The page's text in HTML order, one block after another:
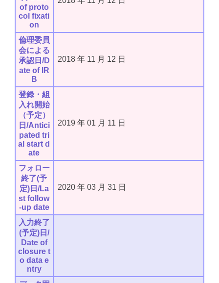
of proto
col fixati
on
倫理委員
会による
承認日/D
ate of IR
B
2018 年 11 月 12 日
登録・組
入れ開始
（予定）
日/Antici
pated tri
al start d
ate
2019 年 01 月 11 日
フォロー
終了(予
定)日/La
st follow
-up date
2020 年 03 月 31 日
入力終了
(予定)日/
Date of
closure t
o data e
ntry